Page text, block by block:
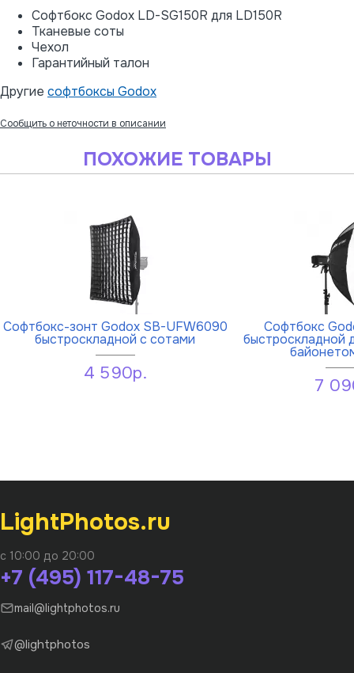
Софтбокс Godox LD-SG150R для LD150R
Тканевые соты
Чехол
Гарантийный талон
Другие софтбоксы Godox
Сообщить о неточности в описании
ПОХОЖИЕ ТОВАРЫ
Софтбокс-зонт Godox SB-UFW6090
быстроскладной с сотами
4 590р.
Софтбокс
быстроскладной
7
LightPhotos.ru
с 10:00 до 20:00
+7 (495) 117-48-75
mail@lightphotos.ru
@lightphotos